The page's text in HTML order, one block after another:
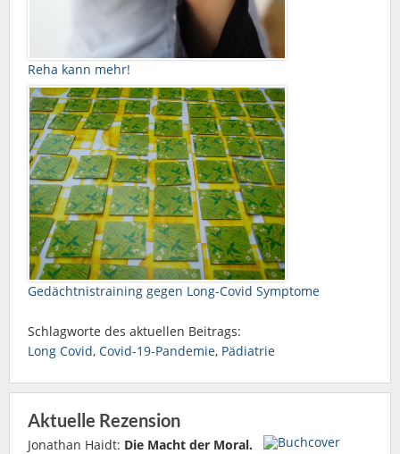
Reha kann mehr!
Gedächtnistraining gegen Long-Covid Symptome
Schlagworte des aktuellen Beitrags:
Long Covid, Covid-19-Pandemie, Pädiatrie
Aktuelle Rezension
Jonathan Haidt: Die Macht der Moral.